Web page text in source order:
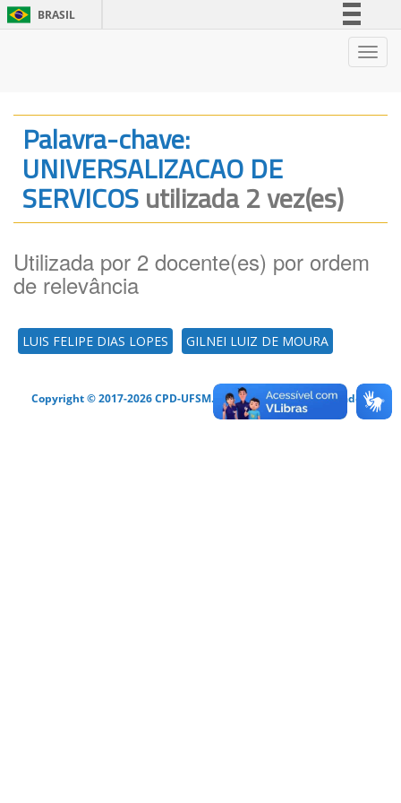
BRASIL
Canais
Palavra-chave:
UNIVERSALIZACAO DE
SERVICOSutilizada 2 vez(es)
Utilizada por 2 docente(es) por ordem
de relevância
LUIS FELIPE DIAS LOPES GILNEI LUIZ DE MOURA
Copyright © 2017-2026 CPD-UFSM. Todos os direitos reservados.